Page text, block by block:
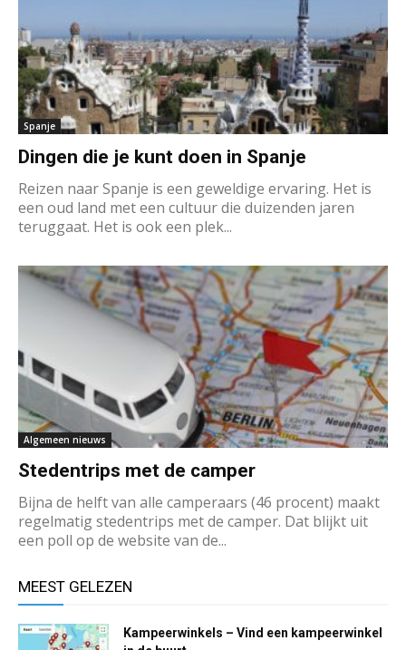
Spanje
Dingen die je kunt doen in Spanje
Reizen naar Spanje is een geweldige ervaring. Het is
een oud land met een cultuur die duizenden jaren
teruggaat. Het is ook een plek...
Algemeen nieuws
Stedentrips met de camper
Bijna de helft van alle camperaars (46 procent) maakt
regelmatig stedentrips met de camper. Dat blijkt uit
een poll op de website van de...
MEEST GELEZEN
Kampeerwinkels – Vind een kampeerwinkel